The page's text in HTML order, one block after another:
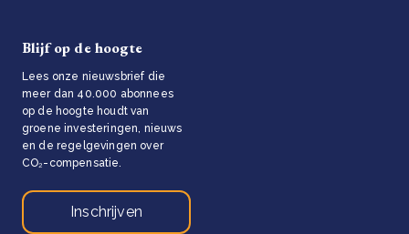
Blijf op de hoogte
Lees onze nieuwsbrief die
meer dan 40.000 abonnees
op de hoogte houdt van
groene investeringen, nieuws
en de regelgevingen over
CO₂-compensatie.
Inschrijven